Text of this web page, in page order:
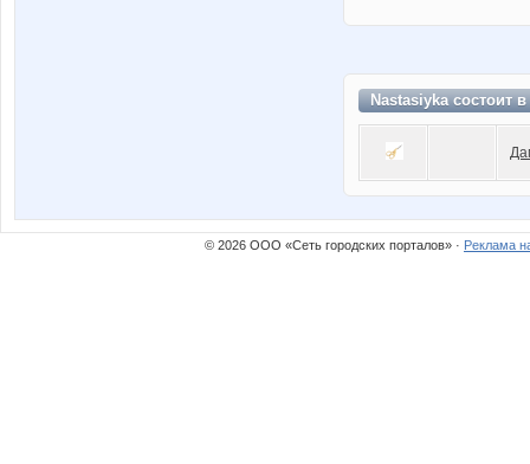
Nastasiyka состоит в
© 2026 ООО «Сеть городских порталов» · Реклама